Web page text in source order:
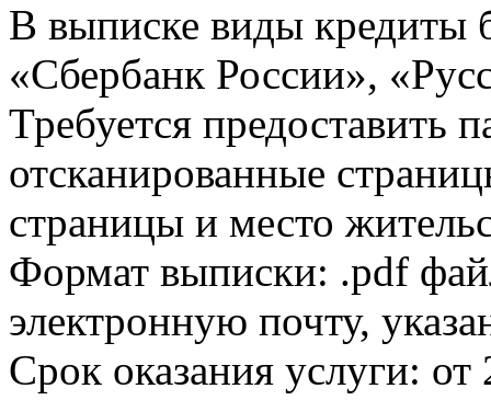
В выписке виды кредиты
«Сбербанк России»,
Требуется предоставить
отсканированные
страницы и место
Формат выписки: .pdf
электронную почту,
Срок оказания услуги: от